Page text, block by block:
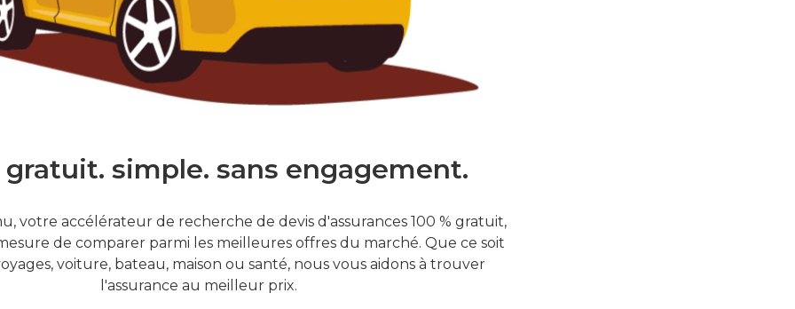
gratuit. simple. sans engagement.
votre accélérateur de recherche de devis d'assurances 100 % gratuit,
de comparer parmi les meilleures offres du marché. Que ce soit
voiture, bateau, maison ou santé, nous vous aidons à trouver
l'assurance au meilleur prix.